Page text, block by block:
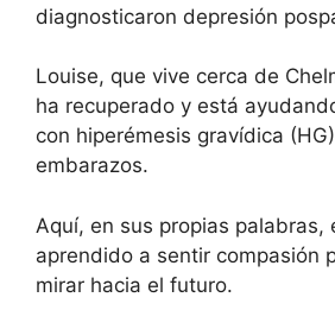
diagnosticaron depresión
Louise, que vive cerca de
ha recuperado y está
con hiperémesis gravídica
embarazos.
Aquí, en sus propias palabras,
aprendido a sentir compasión
mirar hacia el futuro.